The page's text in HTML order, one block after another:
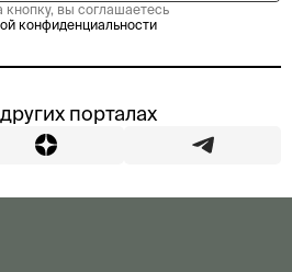
вы соглашаетесь
конфиденциальности
порталах